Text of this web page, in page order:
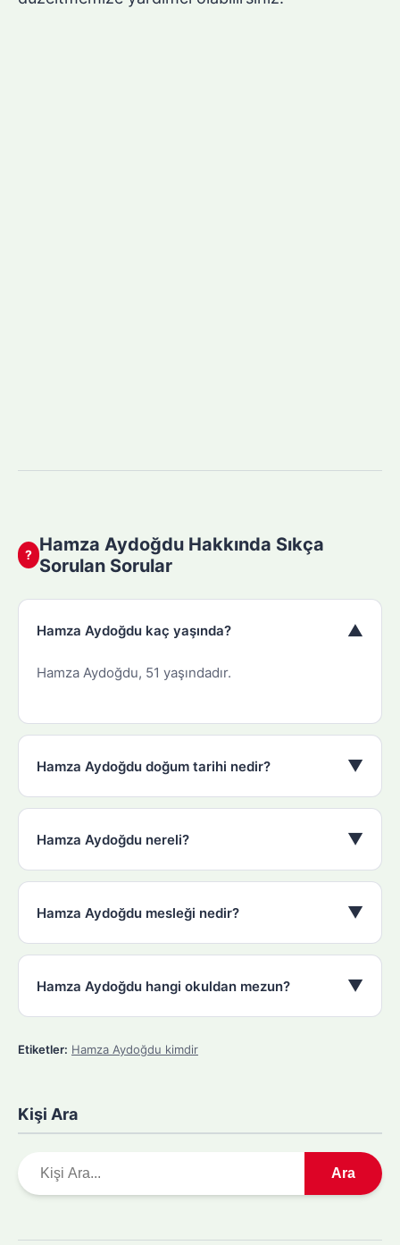
? Hamza Aydoğdu Hakkında Sıkça
Sorulan Sorular
Hamza Aydoğdu kaç yaşında? ▼
Hamza Aydoğdu, 51 yaşındadır.
Hamza Aydoğdu doğum tarihi nedir? ▼
Hamza Aydoğdu nereli? ▼
Hamza Aydoğdu mesleği nedir? ▼
Hamza Aydoğdu hangi okuldan mezun? ▼
Etiketler: Hamza Aydoğdu kimdir
Kişi Ara
r
Ara